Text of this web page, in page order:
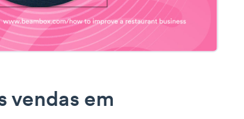
vendas em